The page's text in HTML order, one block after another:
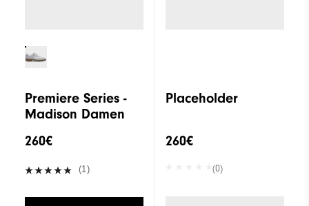
Premiere Series -
Madison Damen
260€
(1)
Placeholder
260€
(0)